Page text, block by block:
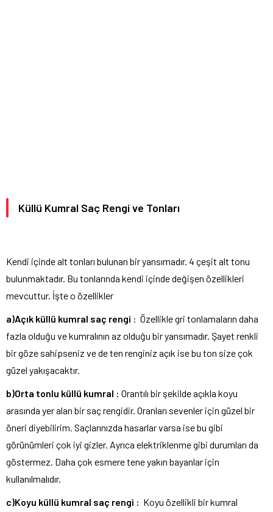
Küllü Kumral Saç Rengi ve Tonları
Kendi içinde alt tonları bulunan bir yansımadır. 4 çeşit alt tonu
bulunmaktadır. Bu tonlarında kendi içinde değişen özellikleri
mevcuttur. İşte o özellikler
a)Açık küllü kumral saç rengi : Özellikle gri tonlamaların daha
fazla olduğu ve kumralının az olduğu bir yansımadır. Şayet renkli
bir göze sahipseniz ve de ten renginiz açık ise bu ton size çok
güzel yakışacaktır.
b)Orta tonlu küllü kumral : Orantılı bir şekilde açıkla koyu
arasında yer alan bir saç rengidir. Oranları sevenler için güzel bir
öneri diyebilirim. Saçlarınızda hasarlar varsa ise bu gibi
görünümleri çok iyi gizler. Ayrıca elektriklenme gibi durumları da
göstermez. Daha çok esmere tene yakın bayanlar için
kullanılmalıdır.
c)Koyu küllü kumral saç rengi : Koyu özellikli bir kumral